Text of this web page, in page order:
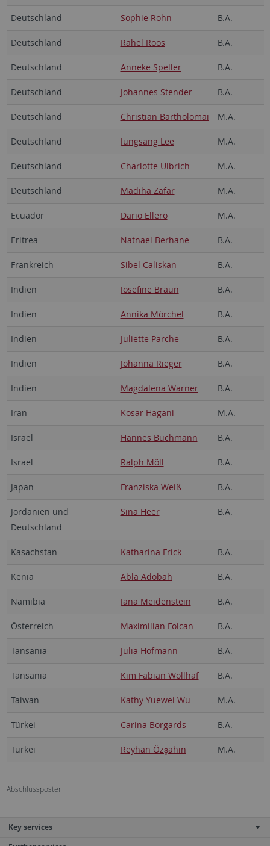
Deutschland Sophie Rohn B.A.
Deutschland Rahel Roos B.A.
Deutschland Anneke Speller B.A.
Deutschland Johannes Stender B.A.
Deutschland Christian Bartholomäi M.A.
Deutschland Jungsang Lee M.A.
Deutschland Charlotte Ulbrich M.A.
Deutschland Madiha Zafar M.A.
Ecuador Dario Ellero M.A.
Eritrea Natnael Berhane B.A.
Frankreich Sibel Caliskan B.A.
Indien Josefine Braun B.A.
Indien Annika Mörchel B.A.
Indien Juliette Parche B.A.
Indien Johanna Rieger B.A.
Indien Magdalena Warner B.A.
Iran Kosar Hagani M.A.
Israel Hannes Buchmann B.A.
Israel Ralph Möll B.A.
Japan Franziska Weiß B.A.
Jordanien und
Deutschland
Sina Heer B.A.
Kasachstan Katharina Frick B.A.
Kenia Abla Adobah B.A.
Namibia Jana Meidenstein B.A.
Österreich Maximilian Folcan B.A.
Tansania Julia Hofmann B.A.
Tansania Kim Fabian Wöllhaf B.A.
Taiwan Kathy Yuewei Wu M.A.
Türkei Carina Borgards B.A.
Türkei Reyhan Özşahin M.A.
Abschlussposter
Key services